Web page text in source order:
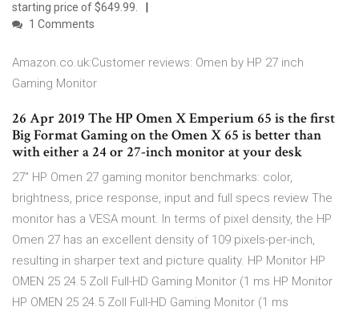
starting price of $649.99.
1 Comments
Amazon.co.uk:Customer reviews: Omen by HP 27 inch
Gaming Monitor
26 Apr 2019 The HP Omen X Emperium 65 is the first
Big Format Gaming on the Omen X 65 is better than
with either a 24 or 27-inch monitor at your desk
27" HP Omen 27 gaming monitor benchmarks: color,
brightness, price response, input and full specs review The
monitor has a VESA mount. In terms of pixel density, the HP
Omen 27 has an excellent density of 109 pixels-per-inch,
resulting in sharper text and picture quality. HP Monitor HP
OMEN 25 24.5 Zoll Full-HD Gaming Monitor (1 ms HP Monitor
HP OMEN 25 24.5 Zoll Full-HD Gaming Monitor (1 ms